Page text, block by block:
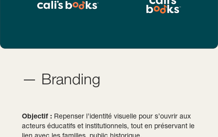
— Branding
Objectif : Repenser l’identité visuelle pour s’ouvrir aux
acteurs éducatifs et institutionnels, tout en préservant le